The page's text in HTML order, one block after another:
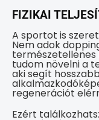
FIZIKAI
A sportot is
Nem adok
természetellenes
tudom növelni a
aki segít
regenerációt
Ezért